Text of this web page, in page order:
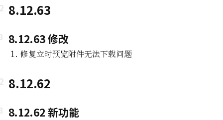
8.12.63
8.12.63 修改
修复立时预览附件无法下载问题
8.12.62
8.12.62 新功能